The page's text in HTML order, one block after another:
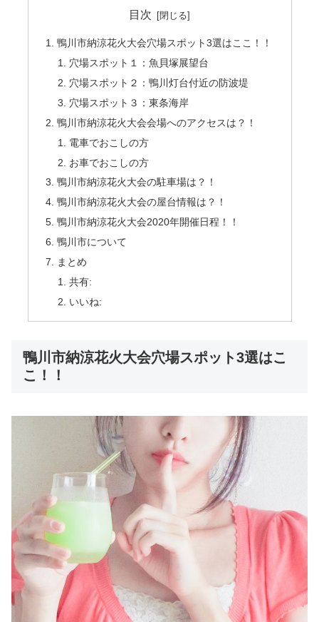
目次
鴨川市納涼花火大会穴場スポット3選はここ！！
穴場スポット１：魚貝塚展望台
穴場スポット２：鴨川灯台付近の防波堤
穴場スポット３：東条海岸
鴨川市納涼花火大会会場へのアクセスは？！
電車でおこしの方
お車でおこしの方
鴨川市納涼花火大会の駐車場は？！
鴨川市納涼花火大会の屋台情報は？！
鴨川市納涼花火大会2020年開催日程！！
鴨川市について
まとめ
共有:
いいね:
鴨川市納涼花火大会穴場スポット3選はこ
こ！！